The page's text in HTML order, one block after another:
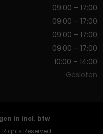
09:00 – 17:00
09:00 – 17:00
09:00 – 17:00
09:00 – 17:00
10:00 – 14:00
Gesloten
in incl. btw
Reserved